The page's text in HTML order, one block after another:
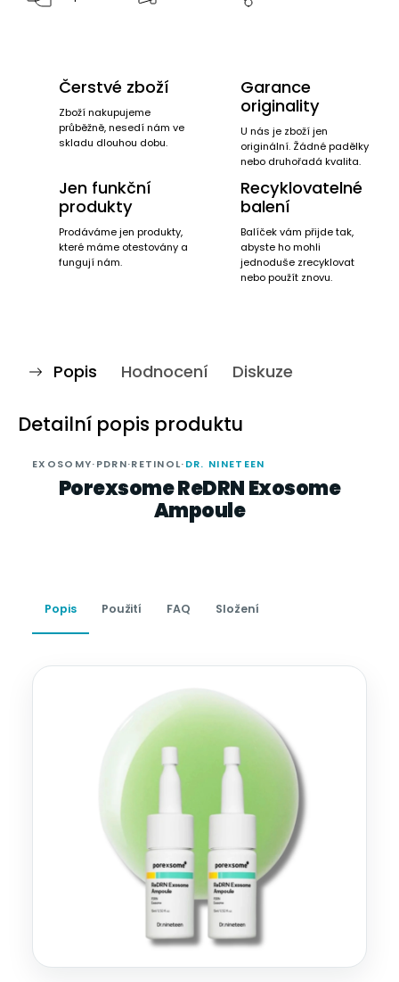
Čerstvé zboží
Zboží nakupujeme
průběžně, nesedí nám ve
skladu dlouhou dobu.
Garance
originality
U nás je zboží jen
originální. Žádné padělky
nebo druhořadá kvalita.
Jen funkční
produkty
Prodáváme jen produkty,
které máme otestovány a
fungují nám.
Recyklovatelné
balení
Balíček vám přijde tak,
abyste ho mohli
jednoduše zrecyklovat
nebo použít znovu.
Popis Hodnocení Diskuze
Detailní popis produktu
EXOSOMY·PDRN·RETINOL·DR. NINETEEN
Porexsome ReDRN Exosome
Ampoule
Popis Použití FAQ Složení